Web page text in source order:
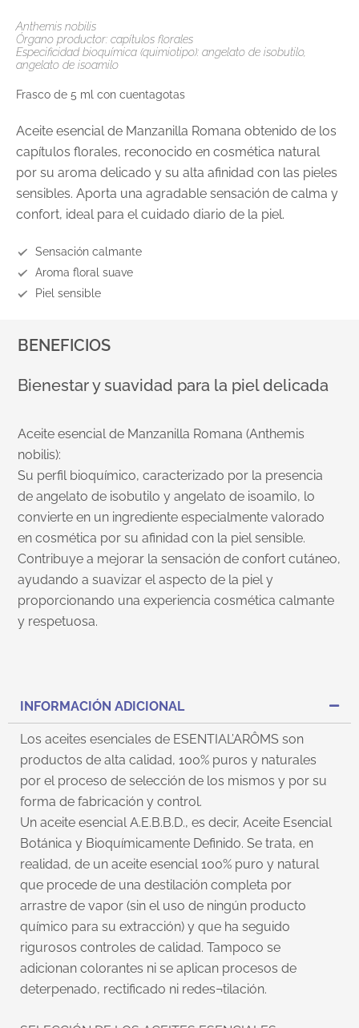
Anthemis nobilis
Órgano productor: capítulos florales
Especificidad bioquímica (quimiotipo): angelato de isobutilo,
angelato de isoamilo
Frasco de 5 ml con cuentagotas
Aceite esencial de Manzanilla Romana obtenido de los
capítulos florales, reconocido en cosmética natural
por su aroma delicado y su alta afinidad con las pieles
sensibles. Aporta una agradable sensación de calma y
confort, ideal para el cuidado diario de la piel.
Sensación calmante
Aroma floral suave
Piel sensible
BENEFICIOS
Bienestar y suavidad para la piel delicada
Aceite esencial de Manzanilla Romana (Anthemis
nobilis):
Su perfil bioquímico, caracterizado por la presencia
de angelato de isobutilo y angelato de isoamilo, lo
convierte en un ingrediente especialmente valorado
en cosmética por su afinidad con la piel sensible.
Contribuye a mejorar la sensación de confort cutáneo,
ayudando a suavizar el aspecto de la piel y
proporcionando una experiencia cosmética calmante
y respetuosa.
INFORMACIÓN ADICIONAL
Los aceites esenciales de ESENTIAL’ARÔMS son
productos de alta calidad, 100% puros y naturales
por el proceso de selección de los mismos y por su
forma de fabricación y control.
Un aceite esencial A.E.B.B.D., es decir, Aceite Esencial
Botánica y Bioquímicamente Definido. Se trata, en
realidad, de un aceite esencial 100% puro y natural
que procede de una destilación completa por
arrastre de vapor (sin el uso de ningún producto
químico para su extracción) y que ha seguido
rigurosos controles de calidad. Tampoco se
adicionan colorantes ni se aplican procesos de
deterpenado, rectificado ni redes¬tilación.